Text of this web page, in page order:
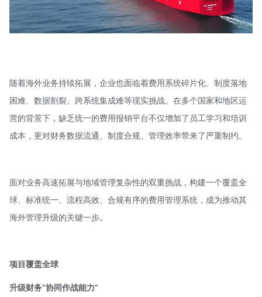
随着海外业务持续拓展，企业也面临着费用系统碎片化、制度落地
困难、数据割裂、跨系统集成难等现实挑战。在多个国家和地区运
营的背景下，缺乏统一的费用报销平台不仅增加了员工学习和培训
成本，更对财务数据流通、制度合规、管理效率带来了严重制约。
面对业务高速拓展与地域管理复杂性的双重挑战，构建一个覆盖全
球、标准统一、流程高效、合规有序的费用管理系统，成为推动其
海外管理升级的关键一步。
项目覆盖全球
升级财务“协同作战能力”